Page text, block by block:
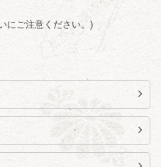
ンタープライズ
0798-23-
信あり
いにご注意ください。)